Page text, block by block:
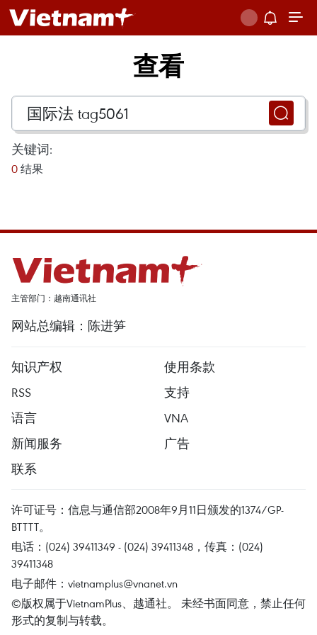
查看
关键词:
0 结果
主管部门：越南通讯社
网站总编辑：陈进笋
知识产权
使用条款
RSS
支持
语言
VNA
新闻服务
广告
联系
许可证号：信息与通信部2008年9月11日颁发的1374/GP-
BTTTT。
电话：(024) 39411349 - (024) 39411348，传真：(024)
39411348
电子邮件： vietnamplus@vnanet.vn
©版权属于VietnamPlus、越通社。 未经书面同意，禁止任何
形式的复制与转载。